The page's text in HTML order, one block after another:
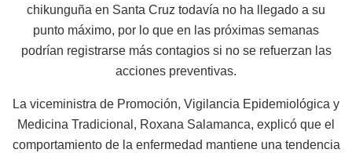
chikunguña en Santa Cruz todavía no ha llegado a su
punto máximo, por lo que en las próximas semanas
podrían registrarse más contagios si no se refuerzan las
acciones preventivas.
La viceministra de Promoción, Vigilancia Epidemiológica y
Medicina Tradicional, Roxana Salamanca, explicó que el
comportamiento de la enfermedad mantiene una tendencia